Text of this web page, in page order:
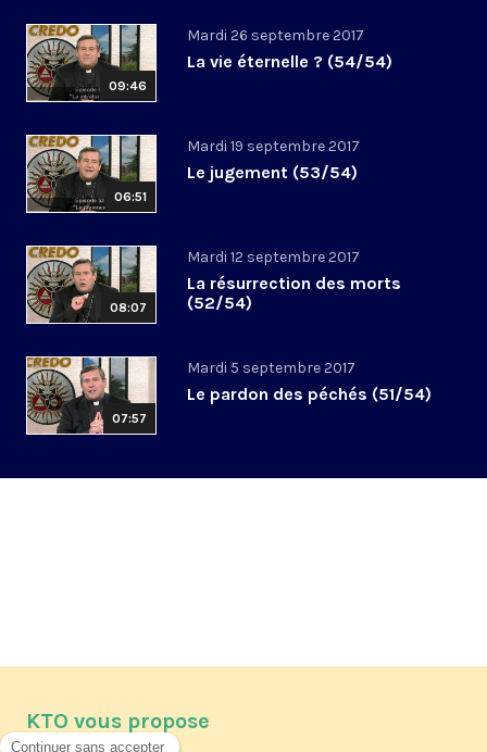
09:46
Mardi 26 septembre 2017
La vie éternelle ? (54/54)
06:51
Mardi 19 septembre 2017
Le jugement (53/54)
08:07
Mardi 12 septembre 2017
La résurrection des morts
(52/54)
07:57
Mardi 5 septembre 2017
Le pardon des péchés (51/54)
KTO vous propose